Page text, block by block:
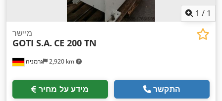
1 / 1
גרמניה 2,920 km
מיישר
GOTI S.A. CE 200 TN
מידע על מחיר התקשר